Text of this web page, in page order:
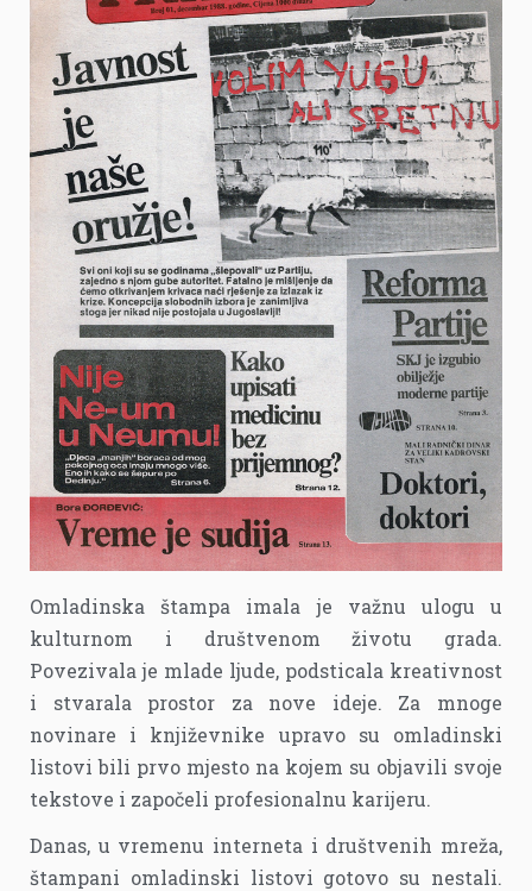
Omladinska štampa imala je važnu ulogu u
kulturnom i društvenom životu grada.
Povezivala je mlade ljude, podsticala kreativnost
i stvarala prostor za nove ideje. Za mnoge
novinare i književnike upravo su omladinski
listovi bili prvo mjesto na kojem su objavili svoje
tekstove i započeli profesionalnu karijeru.
Danas, u vremenu interneta i društvenih mreža,
štampani omladinski listovi gotovo su nestali.